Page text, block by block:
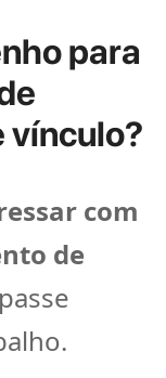
para
vínculo?
com
de